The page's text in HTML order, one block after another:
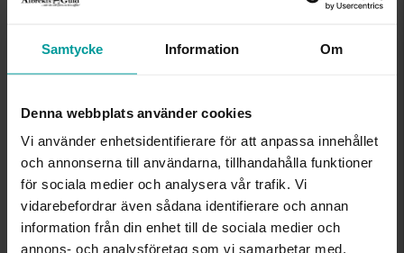
Samtycke Information Om
Denna webbplats använder cookies
Vi använder enhetsidentifierare för att anpassa innehållet
och annonserna till användarna, tillhandahålla funktioner
för sociala medier och analysera vår trafik. Vi
vidarebefordrar även sådana identifierare och annan
information från din enhet till de sociala medier och
annons- och analysföretag som vi samarbetar med.
✅ Fri frakt till ombud vid köp över 500 kr.
LÄGG I VARUKORGEN
HÖJD CA (CM)
3,5
VARUMÄRKE
Albrekts Guld
MATERIAL
Glas